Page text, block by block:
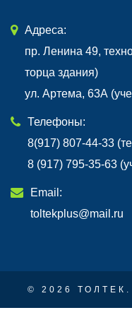
Адреса:
пр. Ленина 49,
торца здания)
ул. Артема, 63А
Телефоны:
8(917) 807-44-33
8 (917) 795-35-63
Email:
toltekplus@mail.ru
© 2026